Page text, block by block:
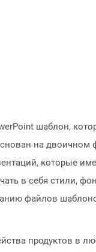
шаблон,
на двоичном
которые
в себя стили,
файлов
продуктов в